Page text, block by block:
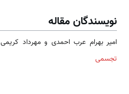
نویسندگان مقاله
امیر بهرام عرب احمدی و مهرداد کریمی
تجسمی